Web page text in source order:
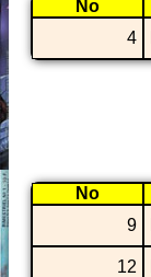
No
4
No
9
12